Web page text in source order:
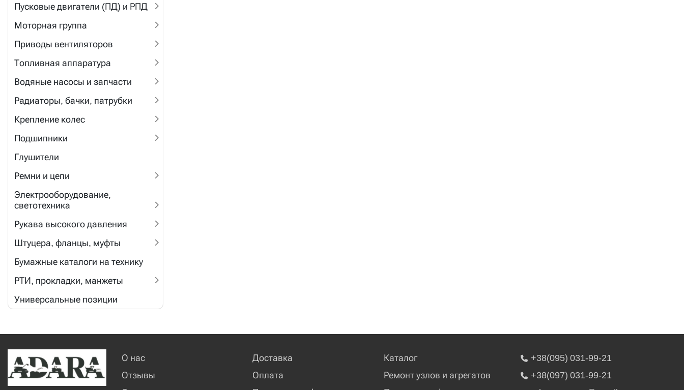
Пусковые двигатели (ПД) и РПД
Моторная группа
Приводы вентиляторов
Топливная аппаратура
Водяные насосы и запчасти
Радиаторы, бачки, патрубки
Крепление колес
Подшипники
Глушители
Ремни и цепи
Электрооборудование,
светотехника
Рукава высокого давления
Штуцера, фланцы, муфты
Бумажные каталоги на технику
РТИ, прокладки, манжеты
Универсальные позиции
О нас
Отзывы
Доставка
Оплата
Каталог
Ремонт узлов и агрегатов
+38(095) 031-99-21
+38(097) 031-99-21